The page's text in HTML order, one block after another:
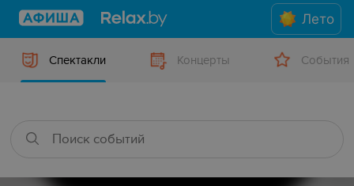
Лето
Спектакли Концерты События